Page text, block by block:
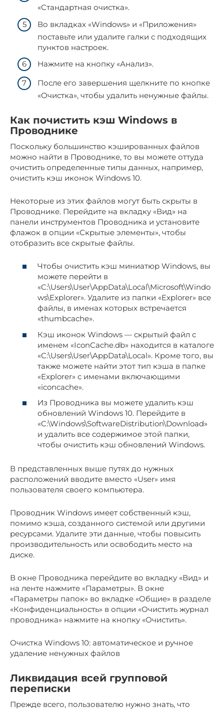
«Стандартная очистка».
Во вкладках «Windows» и «Приложения»
поставьте или удалите галки с подходящих
пунктов настроек.
Нажмите на кнопку «Анализ».
После его завершения щелкните по кнопке
«Очистка», чтобы удалить ненужные файлы.
Как почистить кэш Windows в
Проводнике
Поскольку большинство кэшированных файлов
можно найти в Проводнике, то вы можете оттуда
очистить определенные типы данных, например,
очистить кэш иконок Windows 10.
Некоторые из этих файлов могут быть скрыты в
Проводнике. Перейдите на вкладку «Вид» на
панели инструментов Проводника и установите
флажок в опции «Скрытые элементы», чтобы
отобразить все скрытые файлы.
Чтобы очистить кэш миниатюр Windows, вы
можете перейти в
«C:\Users\User\AppData\Local\Microsoft\Windo
ws\Explorer». Удалите из папки «Explorer» все
файлы, в именах которых встречается
«thumbcache».
Кэш иконок Windows — скрытый файл с
именем «IconCache.db» находится в каталоге
«C:\Users\User\AppData\Local». Кроме того, вы
также можете найти этот тип кэша в папке
«Explorer» с именами включающими
«iconcache».
Из Проводника вы можете удалить кэш
обновлений Windows 10. Перейдите в
«C:\Windows\SoftwareDistribution\Download»
и удалить все содержимое этой папки,
чтобы очистить кэш обновлений Windows.
В представленных выше путях до нужных
расположений вводите вместо «User» имя
пользователя своего компьютера.
Проводник Windows имеет собственный кэш,
помимо кэша, созданного системой или другими
ресурсами. Удалите эти данные, чтобы повысить
производительность или освободить место на
диске.
В окне Проводника перейдите во вкладку «Вид» и
на ленте нажмите «Параметры». В окне
«Параметры папок» во вкладке «Общие» в разделе
«Конфиденциальность» в опции «Очистить журнал
проводника» нажмите на кнопку «Очистить».
Очистка Windows 10: автоматическое и ручное
удаление ненужных файлов
Ликвидация всей групповой
переписки
Прежде всего, пользователю нужно знать, что